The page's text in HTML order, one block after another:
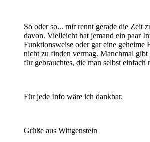
So oder so... mir rennt gerade die Zeit
davon. Vielleicht hat jemand ein paar
Funktionsweise oder gar eine geheime
nicht zu finden vermag. Manchmal gibt
für gebrauchtes, die man selbst einfach
Für jede Info wäre ich dankbar.
Grüße aus Wittgenstein